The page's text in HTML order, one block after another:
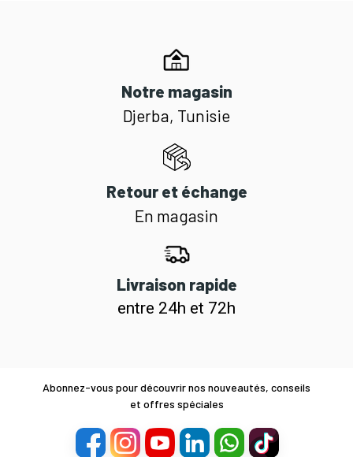
Notre magasin
Djerba, Tunisie
Retour et échange
En magasin
Livraison rapide
entre 24h et 72h
Abonnez-vous pour découvrir nos nouveautés, conseils
et offres spéciales